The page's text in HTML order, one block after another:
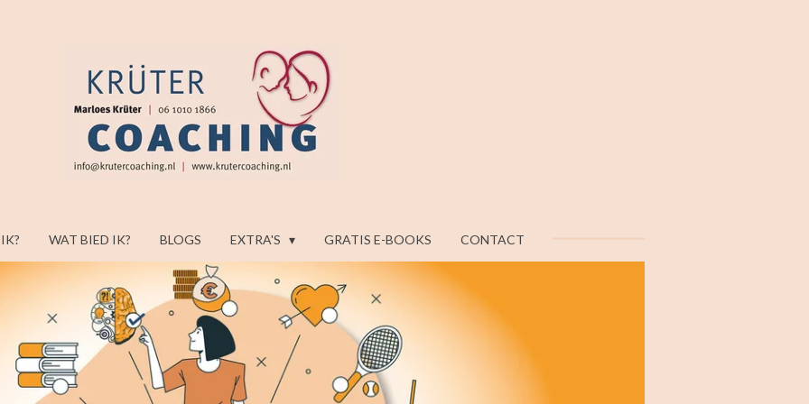
WAT BIED IK? BLOGS EXTRA'S GRATIS E-BOOKS CONTACT